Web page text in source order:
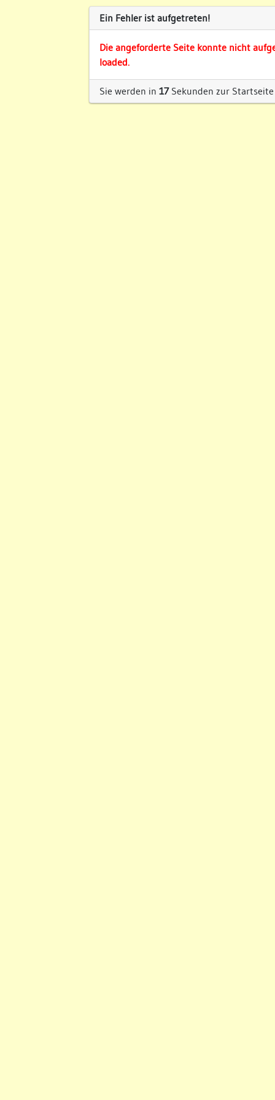
Ein Fehler ist aufgetreten!
Die angeforderte Seite konnte nicht
loaded.
Sie werden in 17Sekunden zur